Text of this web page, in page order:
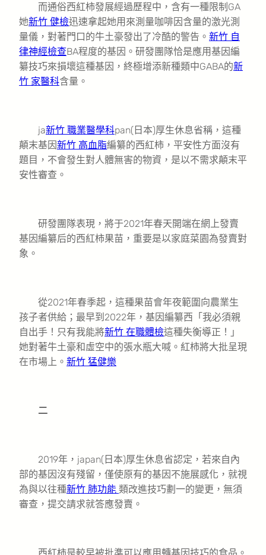
而通俗西紅柿發展經過歷程中，含有一種限制GA
她新竹 健檢迅速拿起她用來測量咖啡因含量的激光測
量儀，對著門口的牛土豪發出了冷酷的警告。 新竹 自
律神經檢查BA程度的基因。研發團隊恰是應用基因編
纂技巧來損壞這種基因，終極增添新種類中GABA的新
竹 家醫科含量。
ja新竹 職業醫學科pan(日本)厚生休息省稱，這種
顛末基因新竹 高血脂編纂的西紅柿，平安性方面沒有
題目，不會發生對人體無害的物資，是以不需求顛末平
安性審查。
研發團隊表現，將于2021年春天開端在網上發賣
基因編纂后的西紅柿果苗，重要是以家庭菜園為發賣對
象。
從2021年春季起，這種果苗會年夜範圍向農業生
孩子者供給；最早到2022年，基因編纂西「我必須親
自出手！只有我能將新竹 在職體檢這種失衡導正！」
她對著牛土豪和虛空中的張水瓶大喊。紅柿將大批呈現
在市場上。 新竹 猛健樂
二
2019年，japan(日本)厚生休息省認定，若來自內
部的基因沒有殘留，僅使原有的基因不施展感化，就視
為與以往種新竹 肺功能 類改進技巧劃一的變更，無須
審查，提交請求就答應發賣。